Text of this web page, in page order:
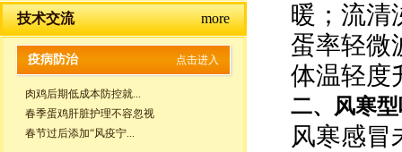
more
技术交流
点击进入
疫病防治
肉鸡后期低成本防控就...
春季蛋鸡肝脏护理不容忽视
春节过后添加“风疫宁...
暖；流清
蛋率轻微
体温轻度
二、 风寒
风寒感冒